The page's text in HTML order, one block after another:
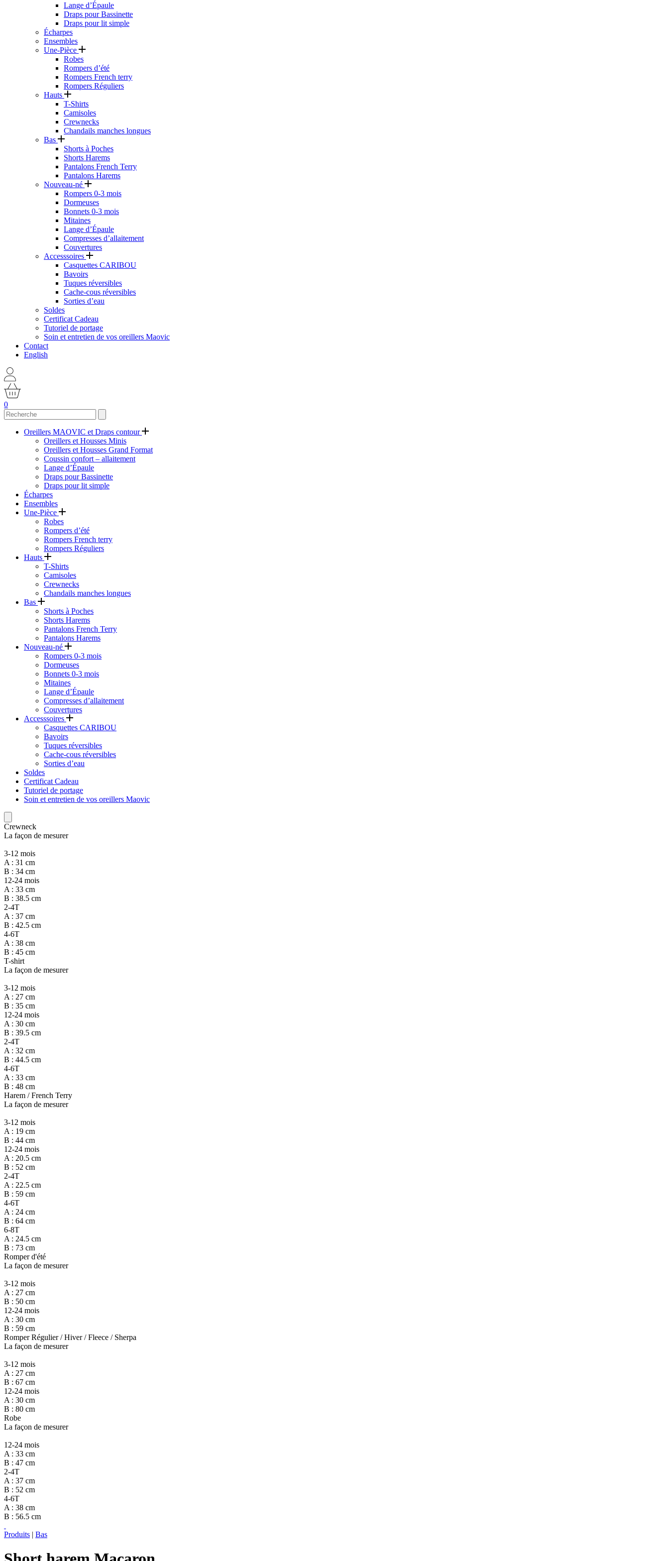
Lange d’Épaule
Draps pour Bassinette
Draps pour lit simple
Écharpes
Ensembles
Une-Pièce
Robes
Rompers d’été
Rompers French terry
Rompers Réguliers
Hauts
T-Shirts
Camisoles
Crewnecks
Chandails manches longues
Bas
Shorts à Poches
Shorts Harems
Pantalons French Terry
Pantalons Harems
Nouveau-né
Rompers 0-3 mois
Dormeuses
Bonnets 0-3 mois
Mitaines
Lange d’Épaule
Compresses d’allaitement
Couvertures
Accesssoires
Casquettes CARIBOU
Bavoirs
Tuques réversibles
Cache-cous réversibles
Sorties d’eau
Soldes
Certificat Cadeau
Tutoriel de portage
Soin et entretien de vos oreillers Maovic
Contact
English
0
Oreillers MAOVIC et Draps contour
Oreillers et Housses Minis
Oreillers et Housses Grand Format
Coussin confort – allaitement
Lange d’Épaule
Draps pour Bassinette
Draps pour lit simple
Écharpes
Ensembles
Une-Pièce
Robes
Rompers d’été
Rompers French terry
Rompers Réguliers
Hauts
T-Shirts
Camisoles
Crewnecks
Chandails manches longues
Bas
Shorts à Poches
Shorts Harems
Pantalons French Terry
Pantalons Harems
Nouveau-né
Rompers 0-3 mois
Dormeuses
Bonnets 0-3 mois
Mitaines
Lange d’Épaule
Compresses d’allaitement
Couvertures
Accesssoires
Casquettes CARIBOU
Bavoirs
Tuques réversibles
Cache-cous réversibles
Sorties d’eau
Soldes
Certificat Cadeau
Tutoriel de portage
Soin et entretien de vos oreillers Maovic
Crewneck
La façon de mesurer
3-12 mois
A : 31 cm
B : 34 cm
12-24 mois
A : 33 cm
B : 38.5 cm
2-4T
A : 37 cm
B : 42.5 cm
4-6T
A : 38 cm
B : 45 cm
T-shirt
La façon de mesurer
3-12 mois
A : 27 cm
B : 35 cm
12-24 mois
A : 30 cm
B : 39.5 cm
2-4T
A : 32 cm
B : 44.5 cm
4-6T
A : 33 cm
B : 48 cm
Harem / French Terry
La façon de mesurer
3-12 mois
A : 19 cm
B : 44 cm
12-24 mois
A : 20.5 cm
B : 52 cm
2-4T
A : 22.5 cm
B : 59 cm
4-6T
A : 24 cm
B : 64 cm
6-8T
A : 24.5 cm
B : 73 cm
Romper d'été
La façon de mesurer
3-12 mois
A : 27 cm
B : 50 cm
12-24 mois
A : 30 cm
B : 59 cm
Romper Régulier / Hiver / Fleece / Sherpa
La façon de mesurer
3-12 mois
A : 27 cm
B : 67 cm
12-24 mois
A : 30 cm
B : 80 cm
Robe
La façon de mesurer
12-24 mois
A : 33 cm
B : 47 cm
2-4T
A : 37 cm
B : 52 cm
4-6T
A : 38 cm
B : 56.5 cm
Produits | Bas